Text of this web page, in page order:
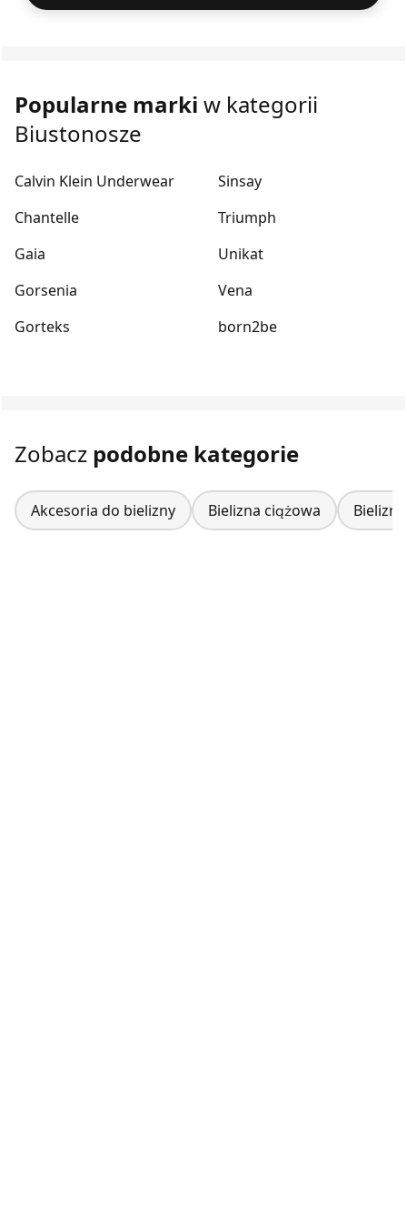
Popularne marki w kategorii
Biustonosze
Calvin Klein Underwear
Chantelle
Gaia
Gorsenia
Gorteks
Sinsay
Triumph
Unikat
Vena
born2be
Zobacz podobne kategorie
Akcesoria do bielizny Bielizna ciążowa